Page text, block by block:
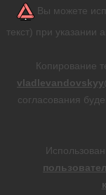
Вы можете
текст) при указании
Копирование
согласования